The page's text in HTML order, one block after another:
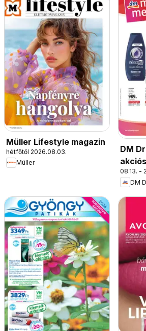
Müller Lifestyle magazin
hétfőtől 2026.08.03.
Müller
DM
08.13. -
DM